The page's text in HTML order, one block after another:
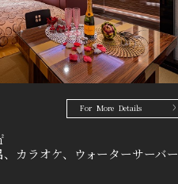
For More Details
カラオケ、ウォーターサーバー